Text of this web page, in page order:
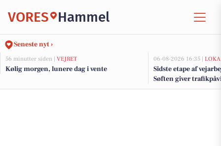
VORES Hammel
Seneste nyt ›
56 minutter siden | VEJRET
Kølig morgen, lunere dag i vente
06-08-2026 16:35 |
Sidste etape af
Søften giver
kommende uger